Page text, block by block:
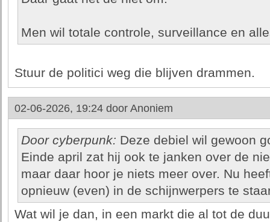
Men wil totale controle, surveillance en
Stuur de politici weg die blijven drammen.
02-06-2026, 19:24 door Anoniem
Door cyberpunk: Deze debiel wil gewoon
Einde april zat hij ook te janken over de
maar daar hoor je niets meer over. Nu
opnieuw (even) in de schijnwerpers te
Wat wil je dan, in een markt die al tot de